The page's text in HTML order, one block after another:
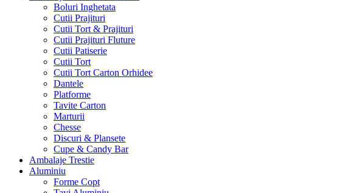
Boluri Inghetata
Cutii Prajituri
Cutii Tort & Prajituri
Cutii Prajituri Fluture
Cutii Patiserie
Cutii Tort
Cutii Tort Carton Orhidee
Dantele
Platforme
Tavite Carton
Marturii
Chesse
Discuri & Plansete
Cupe & Candy Bar
Ambalaje Trestie
Aluminiu
Forme Copt